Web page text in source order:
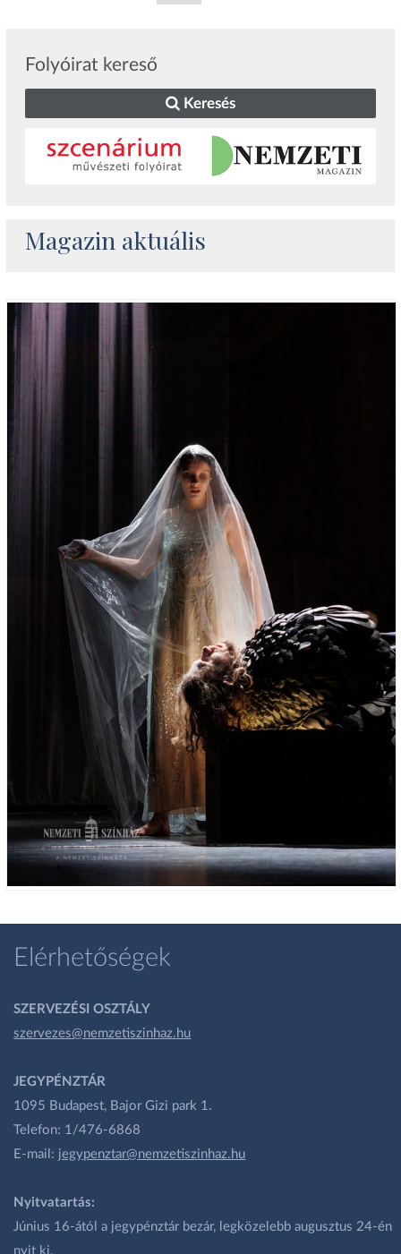
Folyóirat kereső
Keresés
Magazin aktuális
Elérhetőségek
SZERVEZÉSI OSZTÁLY
szervezes@nemzetiszinhaz.hu
JEGYPÉNZTÁR
1095 Budapest, Bajor Gizi park 1.
Telefon: 1/476-6868
E-mail: jegypenztar@nemzetiszinhaz.hu
Nyitvatartás:
Június 16-ától a jegypénztár bezár, legközelebb augusztus 24-én
nyit ki.